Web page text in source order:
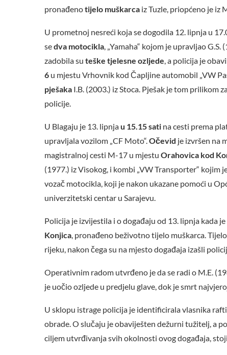
pronađenotijelo muškarca iz Tuzle, priopćeno je
U prometnoj nesreći koja se dogodila 12. lipnja u
sedva motocikla , „Yamaha“ kojom je upravljao
zadobila su teške tjelesne ozljede , a policija je
6 u mjestu Vrhovnik kod Čapljine automobil „VW
pješaka I.B. (2003.) iz Stoca. Pješak je tom prilikom
policije.
U Blagaju je 13. lipnja u 15.15 sati na cesti prema
upravljala vozilom „CF Moto“. Očevid je izvršen na
magistralnoj cesti M-17 u mjestu Orahovica kod
(1977.) iz Visokog, i kombi „VW Transporter“ kojim
vozač motocikla, koji je nakon ukazane pomoći u
univerzitetski centar u Sarajevu.
Policija je izvijestila i o događaju od 13. lipnja kada
Konjica , pronađeno beživotno tijelo muškarca.
rijeku, nakon čega su na mjesto događaja izašli
Operativnim radom utvrđeno je da se radi o M.E.
je uočio ozljede u predjelu glave, dok je smrt
U sklopu istrage policija je identificirala vlasnika
obrade. O slučaju je obaviješten dežurni tužitelj, a
ciljem utvrđivanja svih okolnosti ovog događaja,